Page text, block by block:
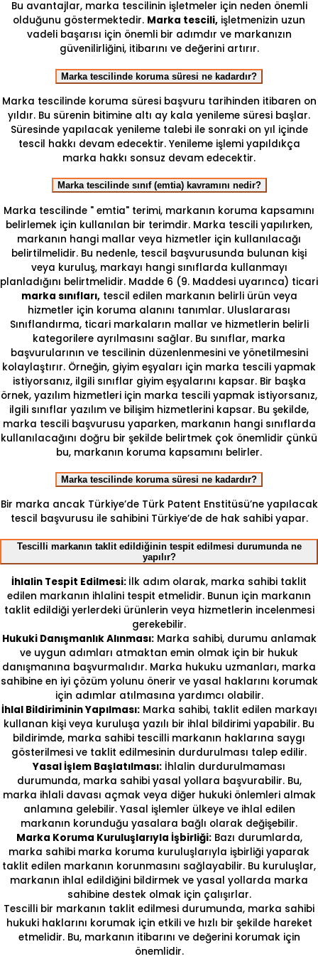
Bu avantajlar, marka tescilinin işletmeler için neden önemli
olduğunu göstermektedir. Marka tescili, işletmenizin uzun
vadeli başarısı için önemli bir adımdır ve markanızın
güvenilirliğini, itibarını ve değerini artırır.
Marka tescilinde koruma süresi ne kadardır?
Marka tescilinde koruma süresi başvuru tarihinden itibaren on
yıldır. Bu sürenin bitimine altı ay kala yenileme süresi başlar.
Süresinde yapılacak yenileme talebi ile sonraki on yıl içinde
tescil hakkı devam edecektir. Yenileme işlemi yapıldıkça
marka hakkı sonsuz devam edecektir.
Marka tescilinde sınıf (emtia) kavramını nedir?
Marka tescilinde " emtia" terimi, markanın koruma kapsamını
belirlemek için kullanılan bir terimdir. Marka tescili yapılırken,
markanın hangi mallar veya hizmetler için kullanılacağı
belirtilmelidir. Bu nedenle, tescil başvurusunda bulunan kişi
veya kuruluş, markayı hangi sınıflarda kullanmayı
planladığını belirtmelidir. Madde 6 (9. Maddesi uyarınca) ticari
marka sınıfları,tescil edilen markanın belirli ürün veya
hizmetler için koruma alanını tanımlar. Uluslararası
Sınıflandırma, ticari markaların mallar ve hizmetlerin belirli
kategorilere ayrılmasını sağlar. Bu sınıflar, marka
başvurularının ve tescilinin düzenlenmesini ve yönetilmesini
kolaylaştırır. Örneğin, giyim eşyaları için marka tescili yapmak
istiyorsanız, ilgili sınıflar giyim eşyalarını kapsar. Bir başka
örnek, yazılım hizmetleri için marka tescili yapmak istiyorsanız,
ilgili sınıflar yazılım ve bilişim hizmetlerini kapsar. Bu şekilde,
marka tescili başvurusu yaparken, markanın hangi sınıflarda
kullanılacağını doğru bir şekilde belirtmek çok önemlidir çünkü
bu, markanın koruma kapsamını belirler.
Marka tescilinde koruma süresi ne kadardır?
Bir marka ancak Türkiye’de Türk Patent Enstitüsü’ne yapılacak
tescil başvurusu ile sahibini Türkiye’de de hak sahibi yapar.
Tescilli markanın taklit edildiğinin tespit edilmesi durumunda ne
yapılır?
İhlalin Tespit Edilmesi: İlk adım olarak, marka sahibi taklit
edilen markanın ihlalini tespit etmelidir. Bunun için markanın
taklit edildiği yerlerdeki ürünlerin veya hizmetlerin incelenmesi
gerekebilir.
Hukuki Danışmanlık Alınması:Marka sahibi, durumu anlamak
ve uygun adımları atmaktan emin olmak için bir hukuk
danışmanına başvurmalıdır. Marka hukuku uzmanları, marka
sahibine en iyi çözüm yolunu önerir ve yasal haklarını korumak
için adımlar atılmasına yardımcı olabilir.
İhlal Bildiriminin Yapılması:Marka sahibi, taklit edilen markayı
kullanan kişi veya kuruluşa yazılı bir ihlal bildirimi yapabilir. Bu
bildirimde, marka sahibi tescilli markanın haklarına saygı
gösterilmesi ve taklit edilmesinin durdurulması talep edilir.
Yasal İşlem Başlatılması: İhlalin durdurulmaması
durumunda, marka sahibi yasal yollara başvurabilir. Bu,
marka ihlali davası açmak veya diğer hukuki önlemleri almak
anlamına gelebilir. Yasal işlemler ülkeye ve ihlal edilen
markanın korunduğu yasalara bağlı olarak değişebilir.
Marka Koruma Kuruluşlarıyla İşbirliği:Bazı durumlarda,
marka sahibi marka koruma kuruluşlarıyla işbirliği yaparak
taklit edilen markanın korunmasını sağlayabilir. Bu kuruluşlar,
markanın ihlal edildiğini bildirmek ve yasal yollarda marka
sahibine destek olmak için çalışırlar.
Tescilli bir markanın taklit edilmesi durumunda, marka sahibi
hukuki haklarını korumak için etkili ve hızlı bir şekilde hareket
etmelidir. Bu, markanın itibarını ve değerini korumak için
önemlidir.